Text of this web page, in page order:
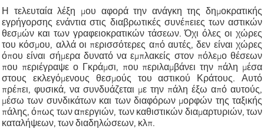
Η τελευταία λέξη μου αφορά την ανάγκη της δημοκρατικής
εγρήγορσης ενάντια στις διαβρωτικές συνέπειες των αστικών
θεσμών και των γραφειοκρατικών τάσεων. Όχι όλες οι χώρες
του κόσμου, αλλά οι περισσότερες από αυτές, δεν είναι χώρες
όπου είναι σήμερα δυνατό να εμπλακείς στον πόλεμο θέσεων
που περιέγραψε ο Γκράμσι, που περιλαμβάνει την πάλη μέσα
στους εκλεγόμενους θεσμούς του αστικού Κράτους. Αυτό
πρέπει, φυσικά, να συνδυάζεται με την πάλη έξω από αυτούς,
μέσω των συνδικάτων και των διαφόρων μορφών της ταξικής
πάλης, όπως των απεργιών, των καθιστικών διαμαρτυριών, των
καταλήψεων, των διαδηλώσεων, κλπ.